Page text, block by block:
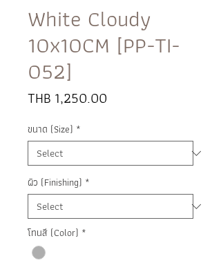
White Cloudy
10x10CM [PP-TI-
052]
THB 1,250.00
ขนาด (Size) *
ผิว (Finishing) *
โทนสี (Color) *